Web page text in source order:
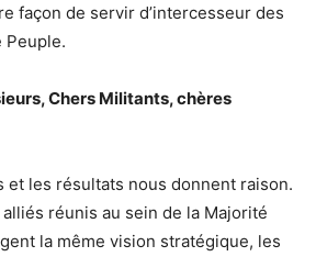
façon de servir d’intercesseur des
Peuple.
Chers Militants, chères
et les résultats nous donnent raison.
réunis au sein de la Majorité
la même vision stratégique, les